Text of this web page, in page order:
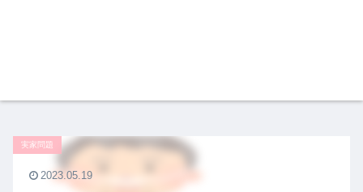
実家問題
2023.05.19